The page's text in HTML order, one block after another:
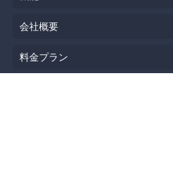
会社概要
料金プラン